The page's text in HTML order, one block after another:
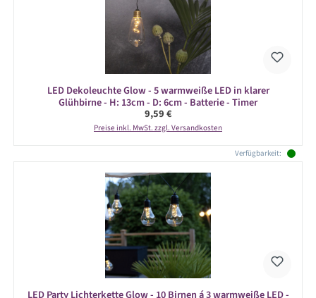
LED Dekoleuchte Glow - 5 warmweiße LED in klarer
Glühbirne - H: 13cm - D: 6cm - Batterie - Timer
Regulärer Preis:
9,59 €
Preise inkl. MwSt. zzgl. Versandkosten
Verfügbarkeit:
LED Party Lichterkette Glow - 10 Birnen á 3 warmweiße LED -